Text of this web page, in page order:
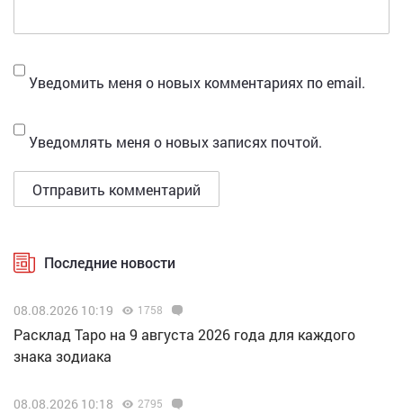
Уведомить меня о новых комментариях по email.
Уведомлять меня о новых записях почтой.
Последние новости
08.08.2026 10:19 1758
Расклад Таро на 9 августа 2026 года для каждого
знака зодиака
08.08.2026 10:18 2795